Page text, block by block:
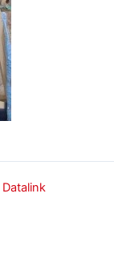
Datalink